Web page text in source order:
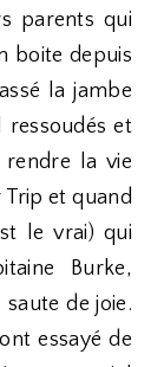
parents qui
boite depuis
la jambe
et
la vie
Trip et quand
le vrai) qui
Burke,
de joie.
essayé de